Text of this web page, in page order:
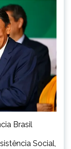
Brasil
Social,